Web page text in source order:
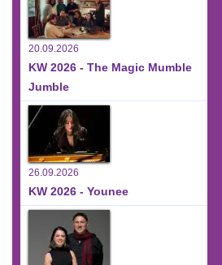
20.09.2026
KW 2026 - The Magic Mumble
Jumble
26.09.2026
KW 2026 - Younee